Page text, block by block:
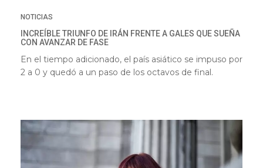
NOTICIAS
INCREÍBLE TRIUNFO DE IRÁN FRENTE A GALES QUE SUEÑA
CON AVANZAR DE FASE
En el tiempo adicionado, el país asiático se impuso por
2 a 0 y quedó a un paso de los octavos de final.